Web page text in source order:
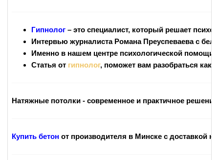
Гипнолог – это специалист, который решает
Интервью журналиста Романа Преуспеваева с
Именно в нашем центре психологической помощи
Статья от гипнолог, поможет вам разобраться
Натяжные потолки - современное и практичное
Купить бетон от производителя в Минске с доставкой